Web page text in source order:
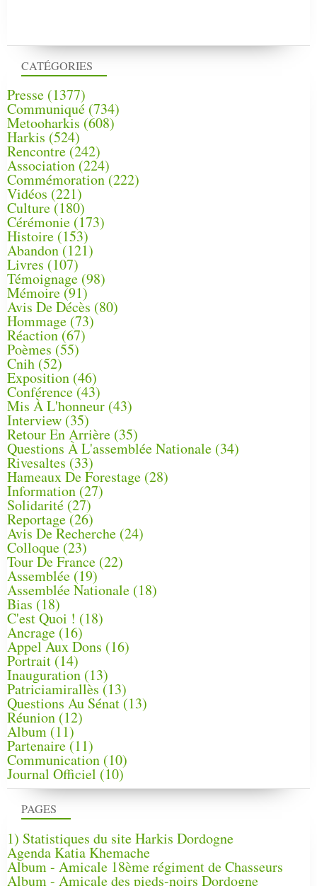
PAGES
1) Statistiques du site Harkis Dordogne
Agenda Katia Khemache
Album - Amicale 18ème régiment de Chasseurs
Album - Amicale des pieds-noirs Dordogne
CATÉGORIES
Presse (1377)
Communiqué (734)
Metooharkis (608)
Harkis (524)
Rencontre (242)
Association (224)
Commémoration(222)
Vidéos (221)
Culture(180)
Cérémonie (173)
Histoire (153)
Abandon(121)
Livres (107)
Témoignage (98)
Mémoire (91)
Avis De Décès (80)
Hommage (73)
Réaction(67)
Poèmes (55)
Cnih (52)
Exposition (46)
Conférence(43)
Mis À L'honneur (43)
Interview (35)
Retour En Arrière (35)
Questions À L'assemblée Nationale (34)
Rivesaltes (33)
Hameaux De Forestage (28)
Information (27)
Solidarité (27)
Reportage (26)
Avis De Recherche (24)
Colloque (23)
Tour De France (22)
Assemblée (19)
Assemblée Nationale (18)
Bias (18)
C'est Quoi ! (18)
Ancrage (16)
Appel Aux Dons (16)
Portrait (14)
Inauguration (13)
Patriciamirallès (13)
Questions Au Sénat(13)
Réunion (12)
Album (11)
Partenaire(11)
Communication (10)
Journal Officiel (10)